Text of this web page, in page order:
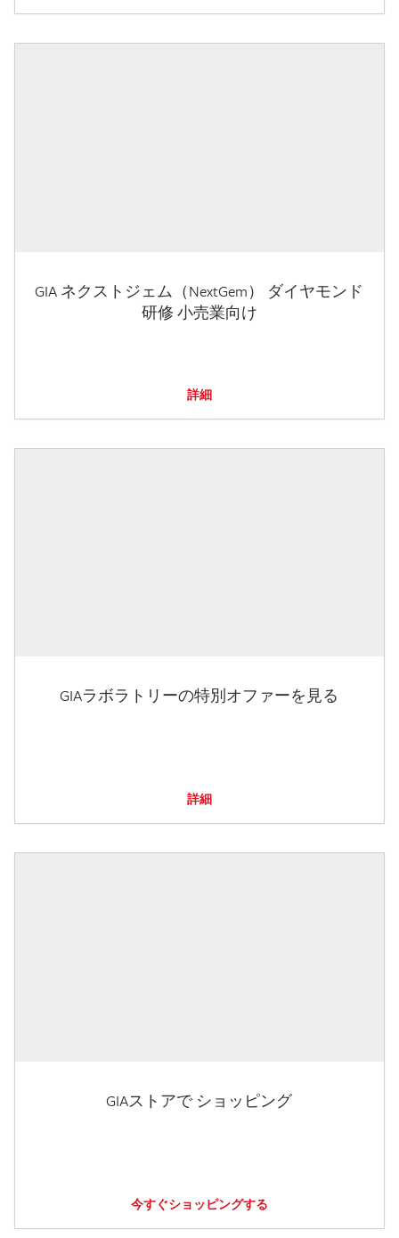
GIA ネクストジェム（NextGem） ダイヤモンド
研修 小売業向け
詳細
GIAラボラトリーの特別オファーを見る
詳細
GIAストアで ショッピング
今すぐショッピングする